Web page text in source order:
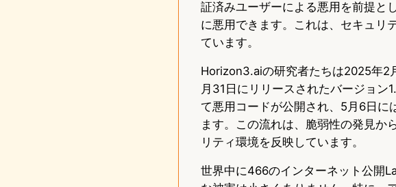
証済みユーザーによる悪用を前提と
に悪用できます。これは、セキュリ
ています。
Horizon3.aiの研究者たちは2025年2
月31日にリリースされたバージョ
て悪用コードが公開され、5月6日に
ます。この流れは、脆弱性の発見か
リティ環境を反映しています。
世界中に466のインターネット公開